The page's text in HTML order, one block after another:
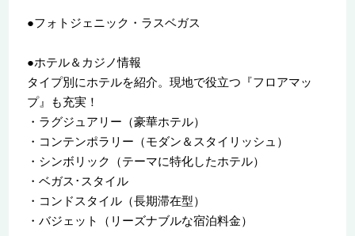
●フォトジェニック・ラスベガス
●ホテル＆カジノ情報
タイプ別にホテルを紹介。現地で役立つ『フロアマッ
プ』も充実！
・ラグジュアリー（豪華ホテル）
・コンテンポラリー（モダン＆スタイリッシュ）
・シンボリック（テーマに特化したホテル）
・ベガス･スタイル
・コンドスタイル（長期滞在型）
・バジェット（リーズナブルな宿泊料金）